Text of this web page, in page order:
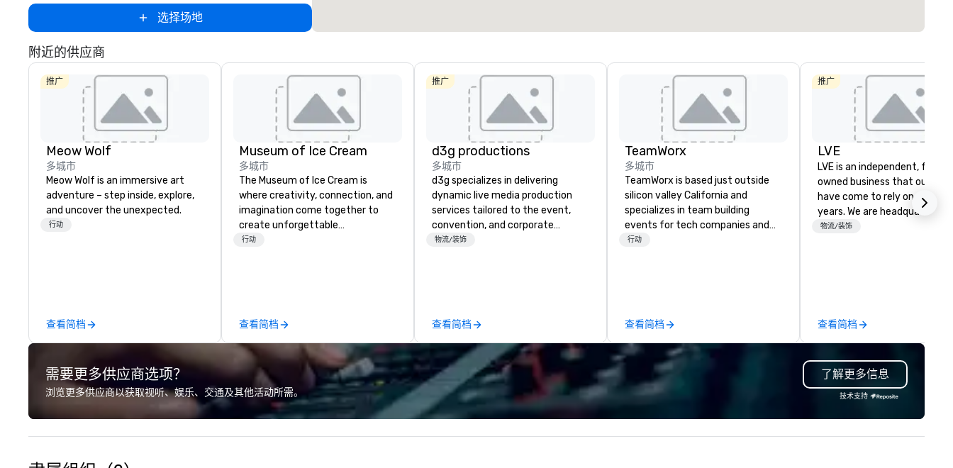
选择场地
附近的供应商
推广
Meow Wolf
多城市
Meow Wolf is an immersive art
adventure – step inside, explore,
and uncover the unexpected.
行动
查看简档
Museum of Ice Cream
多城市
The Museum of Ice Cream is
where creativity, connection, and
imagination come together to
create unforgettable
corporate/convention/meeting
moments your attendees will
rave about. From immersive
installations to our iconic Sprinkle
Pool, every space is crafted to
inspire engagement, spark joy, and
encourage genuine interaction.
Your guests can enjoy playful
tasting experiences, curated
行动
查看简档
推广
d3g productions
多城市
d3g specializes in delivering
dynamic live media production
services tailored to the event,
convention, and corporate
meeting industries. From
seamless experiences that
elevate every event.
物流/装饰
查看简档
TeamWorx
多城市
TeamWorx is based just outside
silicon valley California and
specializes in team building
events for tech companies and
tech employees, engineering
Battle 2, and our newest addition,
Robot Racing! We deliver events
for large groups anywhere in the
United States: Robot Build and
Battle 1 up to 300 people, Robot
people, Robot Racing up to 200
people, and combine 1 & 2 for up
行动
查看简档
推广
LVE
LVE is an independent, family
owned business that our
have come to rely on for
years. We are headquartered
Las Vegas and have satellite
contracting, custom exhibit
building, graphic design,
and logistics. We are able to
troubleshoot any problem
our extensive knowledge and
implement the right
物流/装饰
查看简档
需要更多供应商选项？
浏览更多供应商以获取视听、娱乐、交通及其他活动所需。
了解更多信息
技术支持